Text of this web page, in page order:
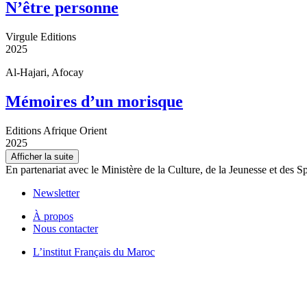
N’être personne
Virgule Editions
2025
Al-Hajari, Afocay
Mémoires d’un morisque
Editions Afrique Orient
2025
Afficher la suite
En partenariat avec le Ministère de la Culture, de la Jeunesse et des
Newsletter
À propos
Nous contacter
L’institut Français du Maroc